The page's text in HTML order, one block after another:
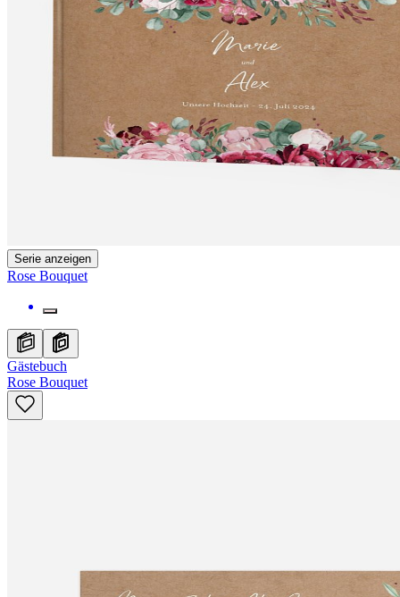
Serie anzeigen
Rose Bouquet
Gästebuch
Rose Bouquet